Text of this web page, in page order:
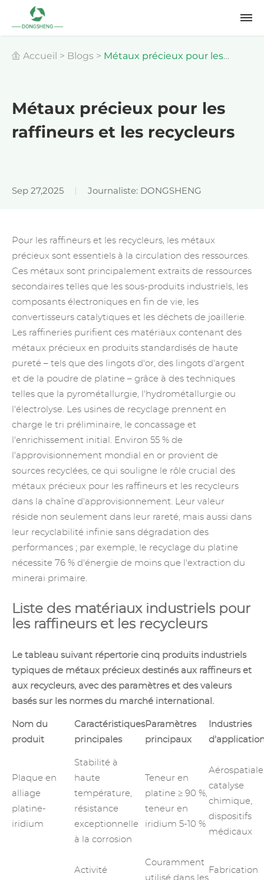
Accueil > Blogs > Métaux précieux pour les
Métaux précieux pour les
raffineurs et les recycleurs
Sep 27,2025 Journaliste: DONGSHENG
Pour les raffineurs et les recycleurs, les métaux
précieux sont essentiels à la circulation des ressources.
Ces métaux sont principalement extraits de ressources
secondaires telles que les sous-produits industriels, les
composants électroniques en fin de vie, les
convertisseurs catalytiques et les déchets de joaillerie.
Les raffineries purifient ces matériaux contenant des
métaux précieux en produits standardisés de haute
pureté – tels que des lingots d'or, des lingots d'argent
et de la poudre de platine – grâce à des techniques
telles que la pyrométallurgie, l'hydrométallurgie ou
l'électrolyse. Les usines de recyclage prennent en
charge le tri préliminaire, le concassage et
l'enrichissement initial. Environ 55 % de
l'approvisionnement mondial en or provient de
sources recyclées, ce qui souligne le rôle crucial des
métaux précieux pour les raffineurs et les recycleurs
dans la chaîne d'approvisionnement. Leur valeur
réside non seulement dans leur rareté, mais aussi dans
leur recyclabilité infinie sans dégradation des
performances ; par exemple, le recyclage du platine
nécessite 76 % d'énergie de moins que l'extraction du
minerai primaire.
Liste des matériaux industriels pour
les raffineurs et les recycleurs
Le tableau suivant répertorie cinq produits industriels
typiques de métaux précieux destinés aux raffineurs et
aux recycleurs, avec des paramètres et des valeurs
basés sur les normes du marché international.
Nom du
produit
Caractéristiques
principales
Paramètres
principaux
Industries
Plaque en
alliage
platine-
iridium
Stabilité à
haute
température,
résistance
exceptionnelle
à la corrosion
Teneur en
platine ≥ 90 %,
teneur en
iridium 5-10 %
catalyse
chimique,
dispositifs
médicaux
Activité
Couramment
utilisé dans les
Fabrication